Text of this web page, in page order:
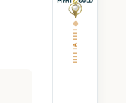
HITTA HIT